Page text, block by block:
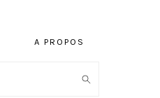
A PROPOS